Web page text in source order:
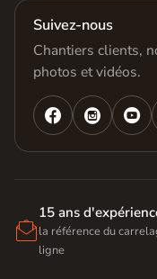
Suivez-nous
Chantiers clients,
photos et vidéos.
  

15 ans
la référence du
ligne